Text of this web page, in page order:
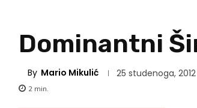
Dominantni
By Mario Mikulić 25 studenoga, 2012
2 min.